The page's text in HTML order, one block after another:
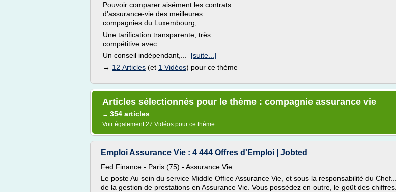
Pouvoir comparer aisément les contrats
d'assurance-vie des meilleures
compagnies du Luxembourg,
Une tarification transparente, très
compétitive avec
Un conseil indépendant,... [suite...]
→ 12 Articles (et 1 Vidéos) pour ce thème
Articles sélectionnés pour le thème : compagnie assurance vie
→ 354 articles
Voir également27 Vidéos pour ce thème
Emploi Assurance Vie : 4 444 Offres d'Emploi | Jobted
Fed Finance - Paris (75) - Assurance Vie
Le poste Au sein du service Middle Office Assurance Vie, et sous la responsabilité du Chef...
de la gestion de prestations en Assurance Vie. Vous possédez en outre, le goût des